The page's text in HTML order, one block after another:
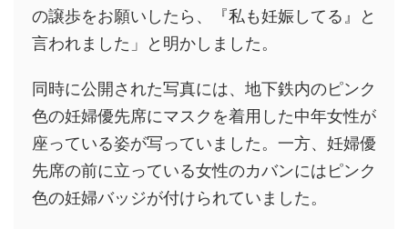
の譲歩をお願いしたら、『私も妊娠してる』と
言われました」と明かしました。
同時に公開された写真には、地下鉄内のピンク
色の妊婦優先席にマスクを着用した中年女性が
座っている姿が写っていました。一方、妊婦優
先席の前に立っている女性のカバンにはピンク
色の妊婦バッジが付けられていました。